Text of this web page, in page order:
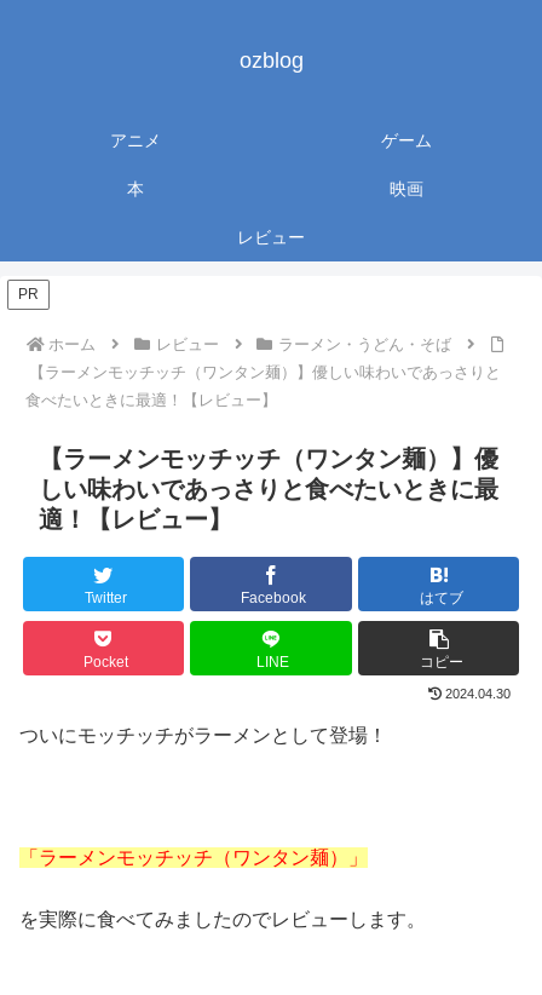
ozblog
アニメ ゲーム
本 映画
レビュー
ホーム レビュー
ラーメン・うどん・そば
【ラーメンモッチッチ（ワンタン麺）】優しい味わいであっさりと
食べたいときに最適！【レビュー】
PR
【ラーメンモッチッチ（ワンタン麺）】優
しい味わいであっさりと食べたいときに最
適！【レビュー】
Twitter Facebook はてブ
Pocket LINE コピー
2024.04.30
ついにモッチッチがラーメンとして登場！
「ラーメンモッチッチ（ワンタン麺）」
を実際に食べてみましたのでレビューします。